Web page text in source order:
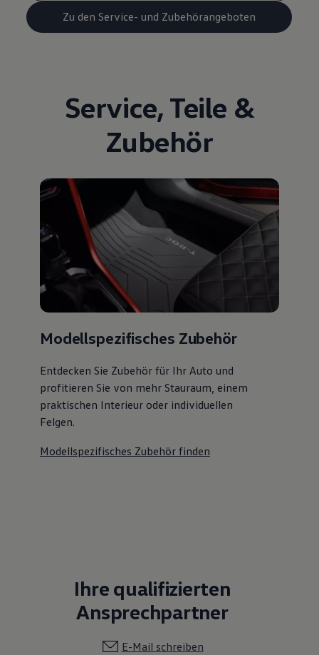
Zu den Service- und Zubehörangeboten
Service, Teile &
Zubehör
Modellspezifisches Zubehör
Entdecken Sie Zubehör für Ihr Auto und
profitieren Sie von mehr Stauraum, einem
praktischen Interieur oder individuellen
Felgen.
Modellspezifisches Zubehör finden
Ihre qualifizierten
Ansprechpartner
E-Mail schreiben